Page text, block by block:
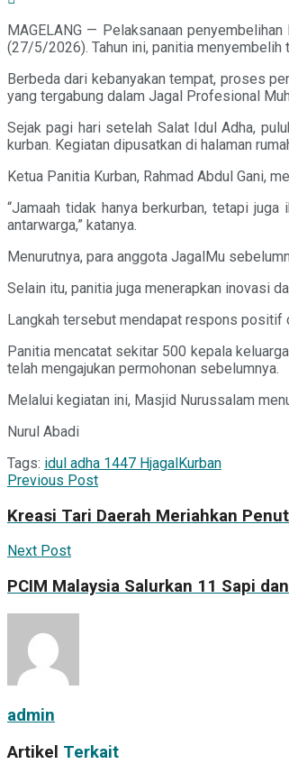
MAGELANG — Pelaksanaan
(27/5/2026). Tahun ini, panitia
Berbeda dari kebanyakan tempat, proses
yang tergabung dalam Jagal Profesional
Sejak pagi hari setelah Salat Idul Adha,
kurban. Kegiatan dipusatkan di halaman
Ketua Panitia Kurban, Rahmad Abdul Gani,
“Jamaah tidak hanya berkurban, tetapi
antarwarga,” katanya.
Menurutnya, para anggota JagalMu
Selain itu, panitia juga menerapkan inovasi
Langkah tersebut mendapat respons positif
Panitia mencatat sekitar 500 kepala
telah mengajukan permohonan sebelumnya.
Melalui kegiatan ini, Masjid Nurussalam
Nurul Abadi
Tags: idul adha 1447 HjagalKurban
Previous Post
Kreasi Tari Daerah Meriahkan
Next Post
PCIM Malaysia Salurkan 11 Sapi
admin
Artikel Terkait